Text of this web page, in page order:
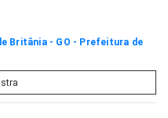
Britânia - GO - Prefeitura de